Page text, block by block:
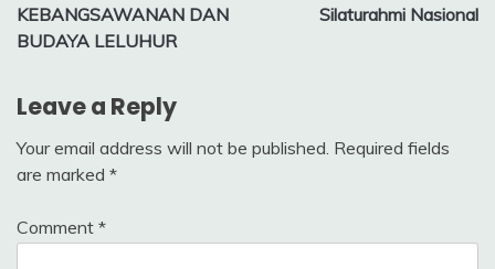
KEBANGSAWANAN DAN
BUDAYA LELUHUR
Silaturahmi Nasional
Leave a Reply
Your email address will not be published. Required fields
are marked *
Comment *